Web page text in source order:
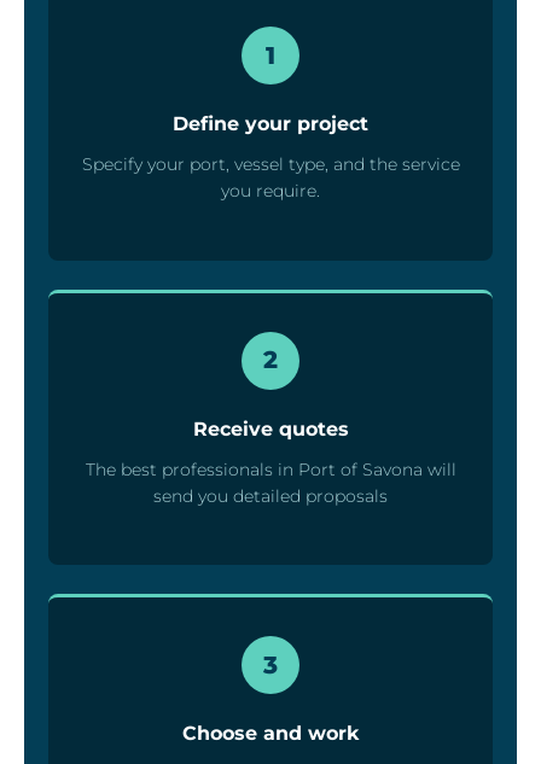
1
Define your project
Specify your port, vessel type, and the service
you require.
2
Receive quotes
The best professionals in Port of Savona will
send you detailed proposals
3
Choose and work